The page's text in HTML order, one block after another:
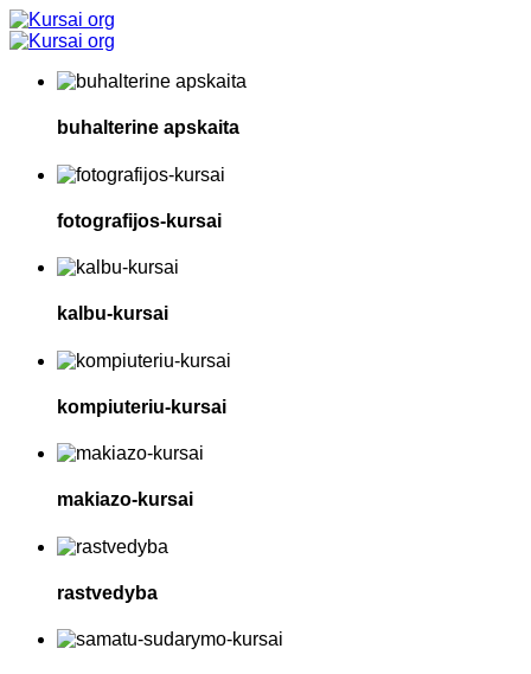
buhalterine apskaita
fotografijos-kursai
kalbu-kursai
kompiuteriu-kursai
makiazo-kursai
rastvedyba